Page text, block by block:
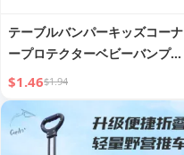
テーブルバンパーキッズコーナ
ープロテクターベビーバンププ
ルーフテーブルコーナー直角ベ
ビーエッジコーヒーテーブルシ
リコン安全保護アングル
$1.46$1.94